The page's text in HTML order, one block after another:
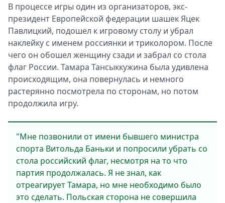
В процессе игры один из организаторов, экс-
президент Европейской федерации шашек Яцек
Павлицкий, подошел к игровому столу и убрал
наклейку с именем россиянки и триколором. После
чего он обошел женщину сзади и забрал со стола
флаг России. Тамара Тансыккужина была удивлена
происходящим, она повернулась и немного
растерянно посмотрела по сторонам, но потом
продолжила игру.
"Мне позвонили от имени бывшего министра
спорта Витольда Баньки и попросили убрать со
стола российский флаг, несмотря на то что
партия продолжалась. Я не знал, как
отреагирует Тамара, но мне необходимо было
это сделать. Польская сторона не совершила